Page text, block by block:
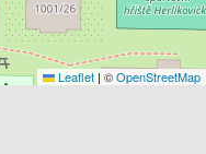
Leaflet | ©OpenStreetMap